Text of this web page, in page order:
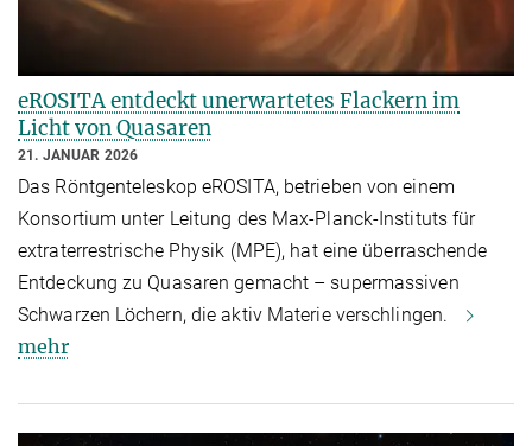
eROSITA entdeckt unerwartetes Flackern im
Licht von Quasaren
21. JANUAR 2026
Das Röntgenteleskop eROSITA, betrieben von einem
Konsortium unter Leitung des Max-Planck-Instituts für
extraterrestrische Physik (MPE), hat eine überraschende
Entdeckung zu Quasaren gemacht – supermassiven
Schwarzen Löchern, die aktiv Materie verschlingen.
mehr